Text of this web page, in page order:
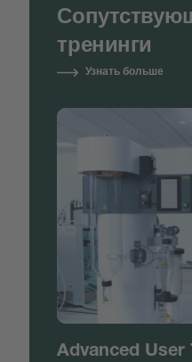
тренинги
Узнать больше
Advanced User